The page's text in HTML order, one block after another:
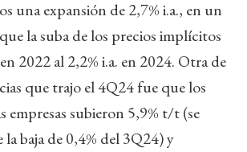
una expansión de 2,7% i.a., en un
la suba de los precios implícitos
2022 al 2,2% i.a. en 2024. Otra de
que trajo el 4Q24 fue que los
empresas subieron 5,9% t/t (se
baja de 0,4% del 3Q24) y